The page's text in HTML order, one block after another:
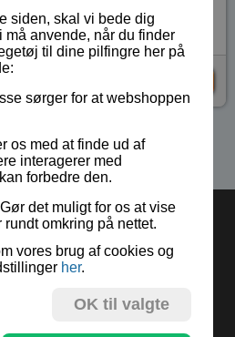
i kategorien Gaver 5 - 8 år
mandag.
ved køb over 500,-.
siden, skal vi bede dig
anvende, når du finder
til dine pilfingre her på
sørger for at webshoppen
os med at finde ud af
interagerer med
forbedre den.
det muligt for os at vise
omkring på nettet.
vores brug af cookies og
her.
OK til valgte